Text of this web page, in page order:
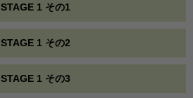
STAGE 1 その1
STAGE 1 その2
STAGE 1 その3